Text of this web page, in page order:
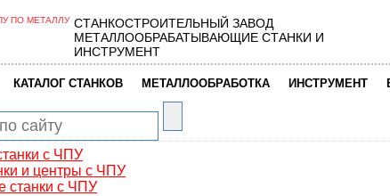
центры
с ЧПУ
и центры с ЧПУ
станки с ЧПУ
ПО МЕТАЛЛУ СТАНКОСТРОИТЕЛЬНЫЙ ЗАВОД
МЕТАЛЛООБРАБАТЫВАЮЩИЕ СТАНКИ И
ИНСТРУМЕНТ
КАТАЛОГ СТАНКОВ МЕТАЛЛООБРАБОТКА ИНСТРУМЕНТ